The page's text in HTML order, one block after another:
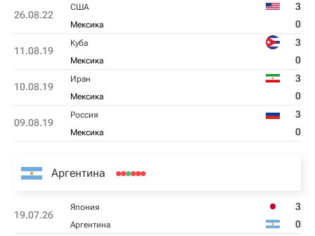
26.08.22
США 3
Мексика 0
11.08.19
Куба 3
Мексика 0
10.08.19
Иран 3
Мексика 0
09.08.19
Россия 3
Мексика 0
Аргентина
19.07.26
Япония 3
Аргентина 0